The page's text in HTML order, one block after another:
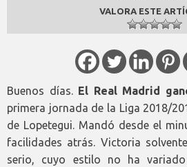
VALORA ESTE
Buenos días. El Real Madrid
primera jornada de la Liga 2018/
de Lopetegui. Mandó desde el
facilidades atrás. Victoria
serio, cuyo estilo no ha